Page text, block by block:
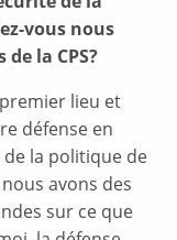
vous nous
la CPS?
lieu et
défense en
la politique de
avons des
sur ce que